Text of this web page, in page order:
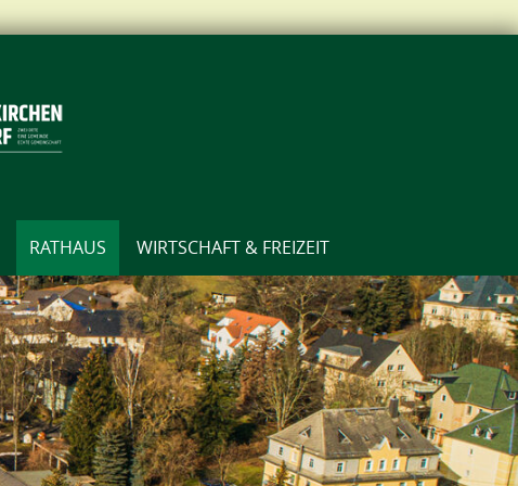
RATHAUS WIRTSCHAFT & FREIZEIT